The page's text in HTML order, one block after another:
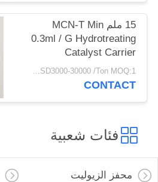
15 ملم MCN-T Min
0.3ml / G Hydrotreating
Catalyst Carrier
USD3000-30000 /Ton MOQ:1 كغم
CONTACT
فئات شعبية
محفز الزيوليت